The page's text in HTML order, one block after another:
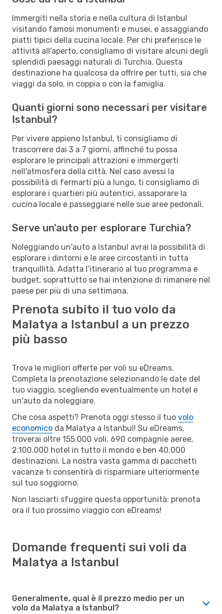
Immergiti nella storia e nella cultura di Istanbul
visitando famosi monumenti e musei, e assaggiando
piatti tipici della cucina locale. Per chi preferisce le
attività all'aperto, consigliamo di visitare alcuni degli
splendidi paesaggi naturali di Turchia. Questa
destinazione ha qualcosa da offrire per tutti, sia che
viaggi da solo, in coppia o con la famiglia.
Quanti giorni sono necessari per visitare
Istanbul?
Per vivere appieno Istanbul, ti consigliamo di
trascorrere dai 3 a 7 giorni, affinché tu possa
esplorare le principali attrazioni e immergerti
nell'atmosfera della città. Nel caso avessi la
possibilità di fermarti più a lungo, ti consigliamo di
esplorare i quartieri più autentici, assaporare la
cucina locale e passeggiare nelle sue aree pedonali.
Serve un'auto per esplorare Turchia?
Noleggiando un'auto a Istanbul avrai la possibilità di
esplorare i dintorni e le aree circostanti in tutta
tranquillità. Adatta l’itinerario al tuo programma e
budget, soprattutto se hai intenzione di rimanere nel
paese per più di una settimana.
Prenota subito il tuo volo da
Malatya a Istanbul a un prezzo
più basso
Trova le migliori offerte per voli su eDreams.
Completa la prenotazione selezionando le date del
tuo viaggio, scegliendo eventualmente un hotel e
un'auto da noleggiare.
Che cosa aspetti? Prenota oggi stesso il tuo volo
economico da Malatya a Istanbul! Su eDreams,
troverai oltre 155.000 voli, 690 compagnie aeree,
2.100.000 hotel in tutto il mondo e ben 40.000
destinazioni. La nostra vasta gamma di pacchetti
vacanze ti consentirà di risparmiare ulteriormente
sul tuo soggiorno.
Non lasciarti sfuggire questa opportunità: prenota
ora il tuo prossimo viaggio con eDreams!
Domande frequenti sui voli da
Malatya a Istanbul
Generalmente, qual è il prezzo medio per un
volo da Malatya a Istanbul?